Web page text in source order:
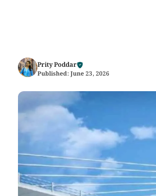
Prity Poddar
Published: June 23, 2026